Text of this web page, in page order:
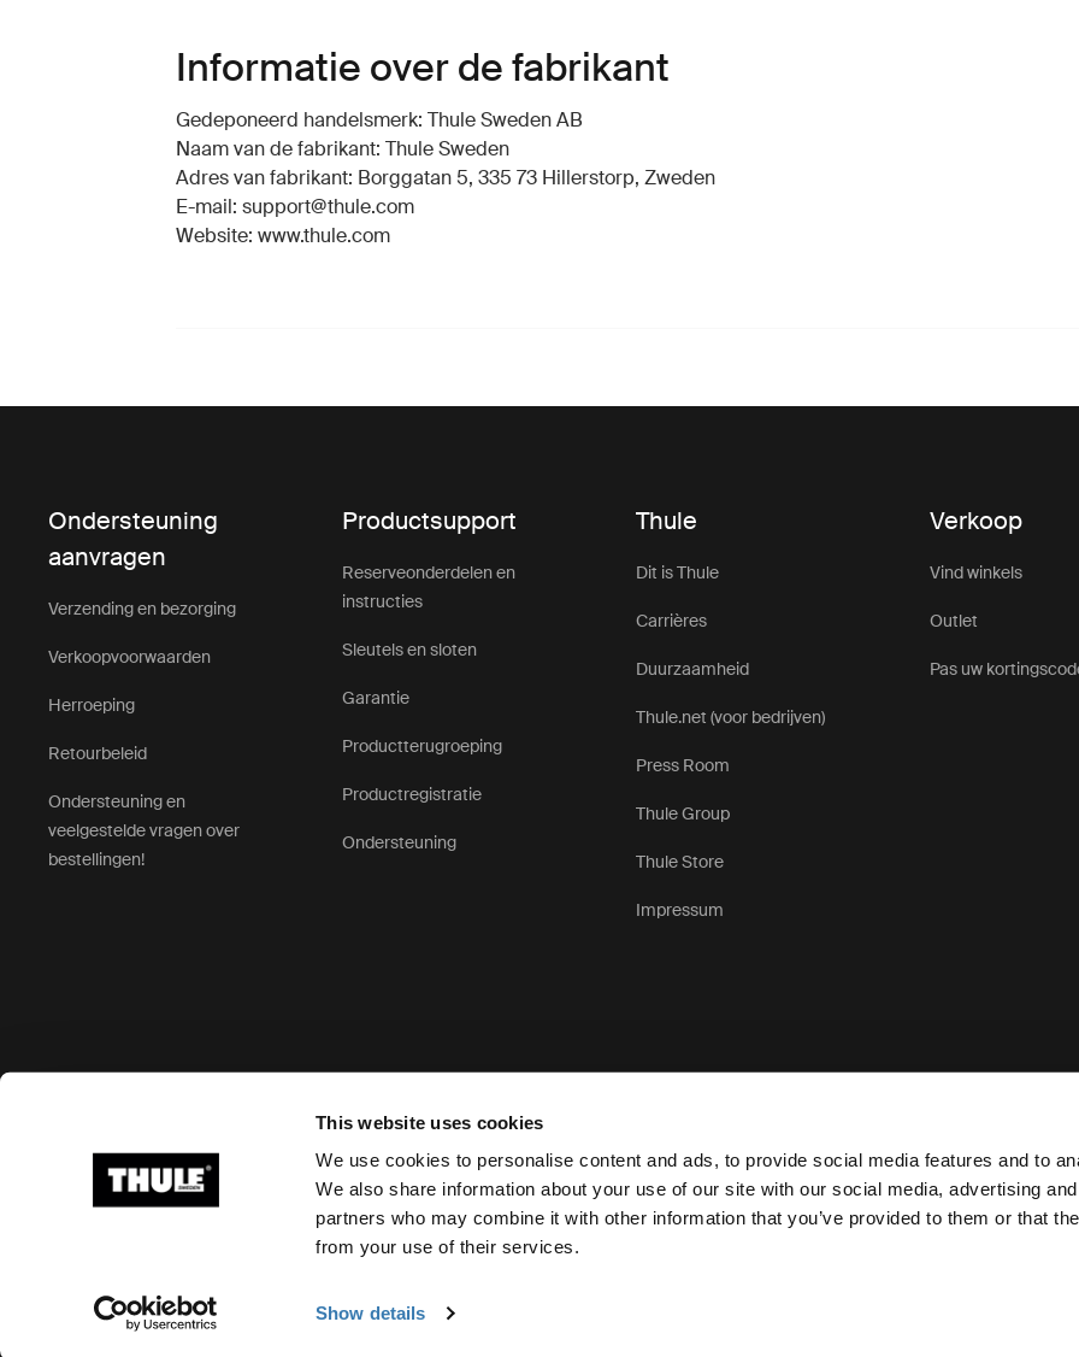
This website uses cookies
We use cookies to personalise content and ads, to provide social media features and to
We also share information about your use of our site with our social media, advertising
partners who may combine it with other information that you’ve provided to them or that
from your use of their services.
Show details
Informatie over de fabrikant
Gedeponeerd handelsmerk: Thule Sweden AB
Naam van de fabrikant: Thule Sweden
Adres van fabrikant: Borggatan 5, 335 73 Hillerstorp, Zweden
E-mail: support@thule.com
Website: www.thule.com
Ondersteuning
aanvragen
Verzending en bezorging
Verkoopvoorwaarden
Herroeping
Retourbeleid
Ondersteuning en
veelgestelde vragen over
bestellingen!
Productsupport
Reserveonderdelen en
instructies
Sleutels en sloten
Garantie
Productterugroeping
Productregistratie
Ondersteuning
Thule
Dit is Thule
Carrières
Duurzaamheid
Thule.net (voor bedrijven)
Press Room
Thule Group
Thule Store
Impressum
Verkoop
Vind winkels
Outlet
Pas uw
Ⓒ 2026 Thule Group. Alle rechten voorbehouden